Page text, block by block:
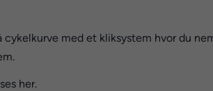
med et kliksystem hvor du
her.